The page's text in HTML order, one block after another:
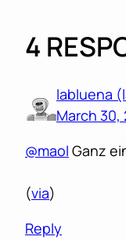
4
labluena
March 30,
@maol Ganz
(via)
Reply